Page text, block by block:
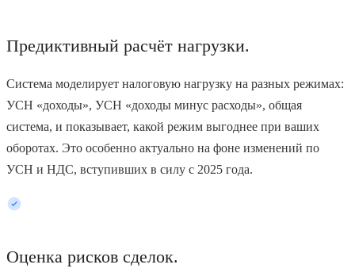
Предиктивный расчёт нагрузки.
Система моделирует налоговую нагрузку на разных режимах:
УСН «доходы», УСН «доходы минус расходы», общая
система, и показывает, какой режим выгоднее при ваших
оборотах. Это особенно актуально на фоне изменений по
УСН и НДС, вступивших в силу с 2025 года.
Оценка рисков сделок.